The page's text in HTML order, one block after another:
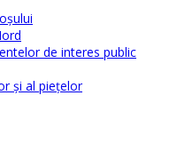
de interes public
şi al pieţelor